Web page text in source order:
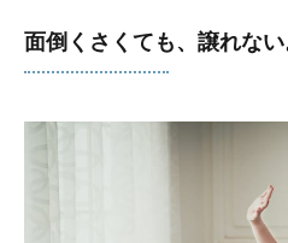
面倒くさくても、譲れない